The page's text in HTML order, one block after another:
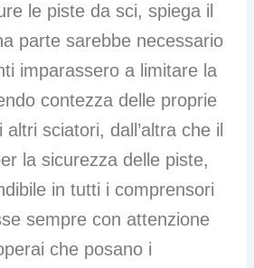
le piste da sci, spiega il
parte sarebbe necessario
imparassero a limitare la
contezza delle proprie
sciatori, dall’altra che il
la sicurezza delle piste,
in tutti i comprensori
sempre con attenzione
che posano i